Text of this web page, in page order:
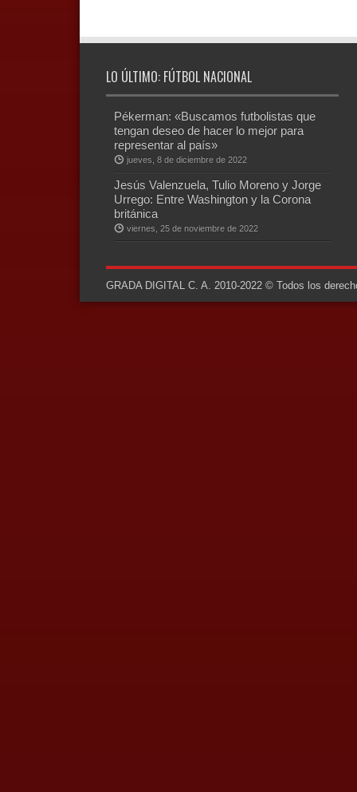
LO ÚLTIMO: FÚTBOL NACIONAL
Pékerman: «Buscamos futbolistas que
tengan deseo de hacer lo mejor para
representar al país»
jueves, 8 de diciembre de 2022
Jesús Valenzuela, Tulio Moreno y Jorge
Urrego: Entre Washington y la Corona
británica
viernes, 25 de noviembre de 2022
GRADA DIGITAL C. A. 2010-2022 © Todos los